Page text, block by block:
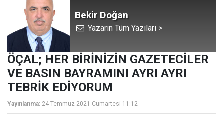
Bekir Doğan
Yazarın Tüm Yazıları >
ÖÇAL; HER BİRİNİZİN GAZETECİLER
VE BASIN BAYRAMINI AYRI AYRI
TEBRİK EDİYORUM
Yayınlanma: 24 Temmuz 2021 Cumartesi 11:12